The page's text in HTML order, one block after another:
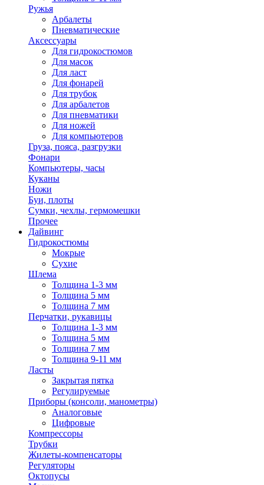
Ружья
Арбалеты
Пневматические
Аксессуары
Для гидрокостюмов
Для масок
Для ласт
Для фонарей
Для трубок
Для арбалетов
Для пневматики
Для ножей
Для компьютеров
Груза, пояса, разгрузки
Фонари
Компьютеры, часы
Куканы
Ножи
Буи, плоты
Сумки, чехлы, гермомешки
Прочее
Дайвинг
Гидрокостюмы
Мокрые
Сухие
Шлема
Толщина 1-3 мм
Толщина 5 мм
Толщина 7 мм
Перчатки, рукавицы
Толщина 1-3 мм
Толщина 5 мм
Толщина 7 мм
Толщина 9-11 мм
Ласты
Закрытая пятка
Регулируемые
Приборы (консоли, манометры)
Аналоговые
Цифровые
Компрессоры
Трубки
Жилеты-компенсаторы
Регуляторы
Октопусы